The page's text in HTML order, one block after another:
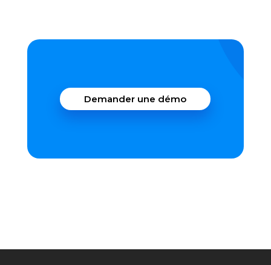
Demander une démo